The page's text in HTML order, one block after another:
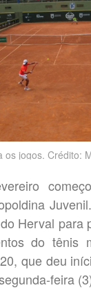
os jogos. Crédito:
Herval para
do tênis
que deu
feira